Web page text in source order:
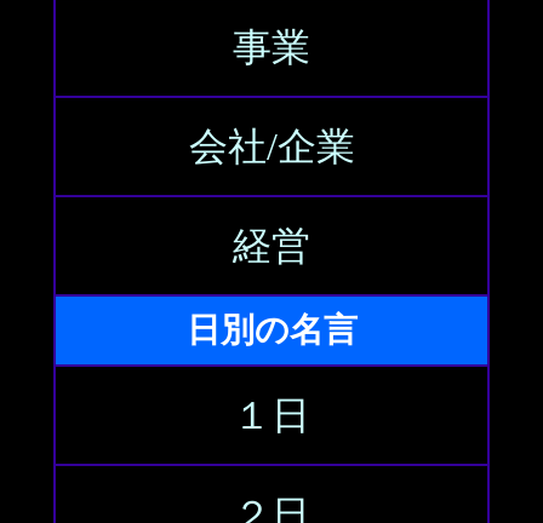
事業
会社/企業
経営
日別の名言
１日